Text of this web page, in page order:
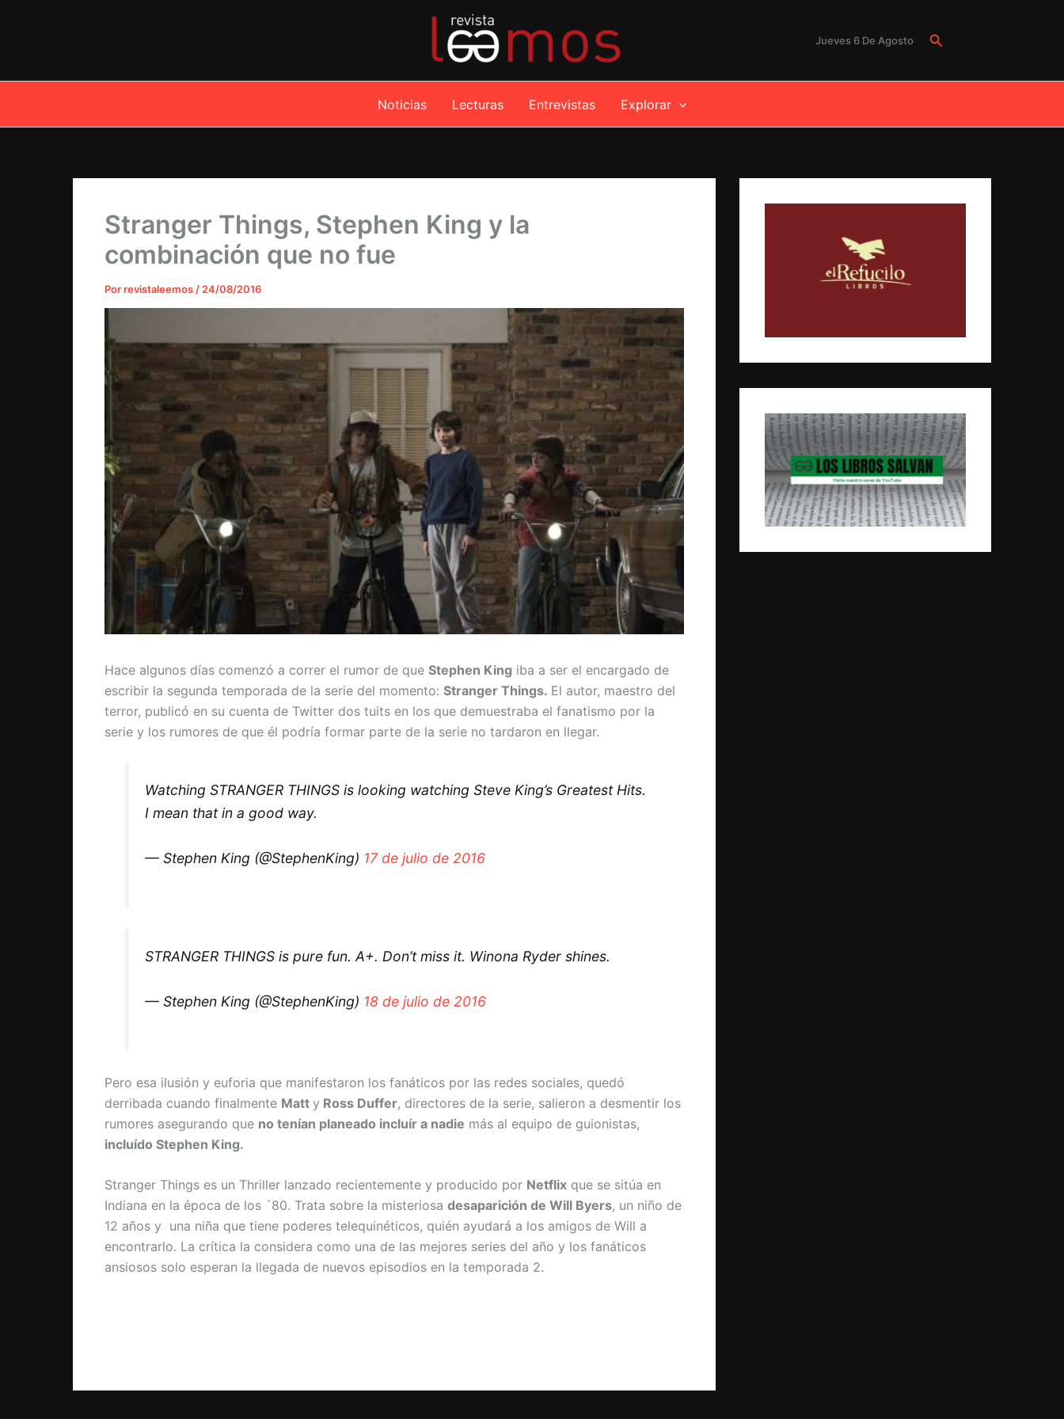
Jueves 6 De Agosto Buscar
Noticias Lecturas Entrevistas Explorar
Stranger Things, Stephen King y la
combinación que no fue
Porrevistaleemos / 24/08/2016
Hace algunos días comenzó a correr el rumor de que Stephen King iba a ser el encargado de
escribir la segunda temporada de la serie del momento: Stranger Things. El autor, maestro del
terror, publicó en su cuenta de Twitter dos tuits en los que demuestraba el fanatismo por la
serie y los rumores de que él podría formar parte de la serie no tardaron en llegar.
Watching STRANGER THINGS is looking watching Steve King’s Greatest Hits.
I mean that in a good way.
— Stephen King (@StephenKing) 17 de julio de 2016
STRANGER THINGS is pure fun. A+. Don’t miss it. Winona Ryder shines.
— Stephen King (@StephenKing) 18 de julio de 2016
Pero esa ilusión y euforia que manifestaron los fanáticos por las redes sociales, quedó
derribada cuando finalmente Matt y Ross Duffer, directores de la serie, salieron a desmentir los
rumores asegurando que no tenían planeado incluír a nadie más al equipo de guionistas,
incluído Stephen King.
Stranger Things es un Thriller lanzado recientemente y producido por Netflix que se sitúa en
Indiana en la época de los ´80. Trata sobre la misteriosa desaparición de Will Byers, un niño de
12 años y una niña que tiene poderes telequinéticos, quién ayudará a los amigos de Will a
encontrarlo. La crítica la considera como una de las mejores series del año y los fanáticos
ansiosos solo esperan la llegada de nuevos episodios en la temporada 2.